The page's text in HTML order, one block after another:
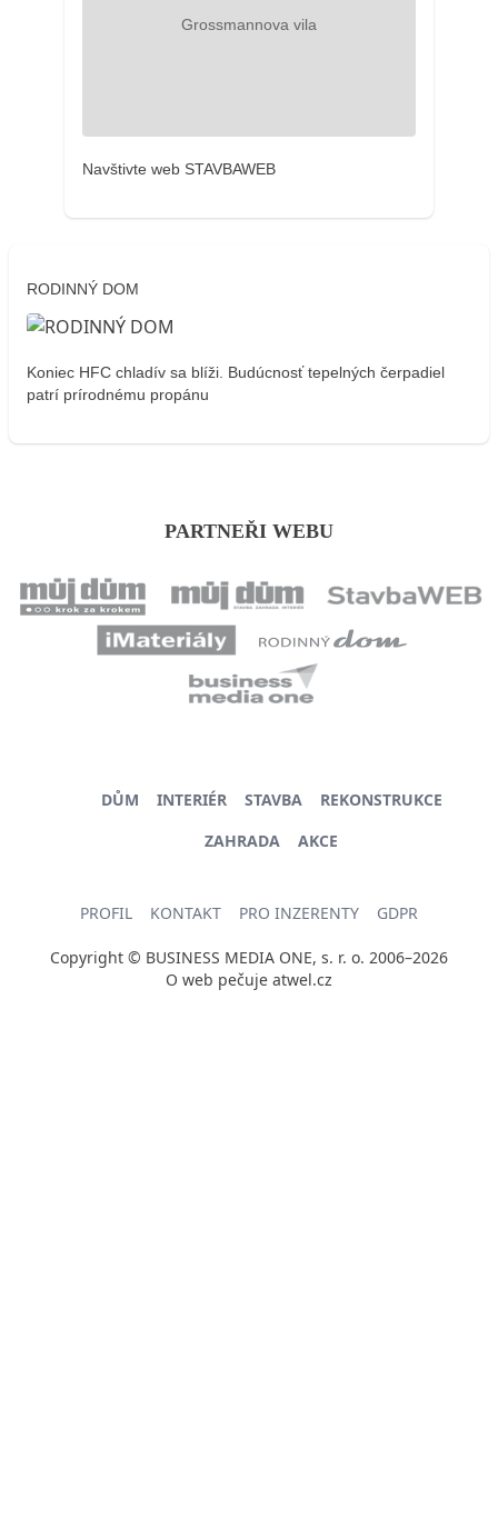
Navštivte web STAVBAWEB
RODINNÝ DOM
Koniec HFC chladív sa blíži. Budúcnosť tepelných čerpadiel
patrí prírodnému propánu
PARTNEŘI WEBU
DŮM INTERIÉR STAVBA
REKONSTRUKCE
ZAHRADA
AKCE
PROFIL KONTAKT PRO INZERENTY GDPR
Copyright © BUSINESS MEDIA ONE, s. r. o. 2006–2026